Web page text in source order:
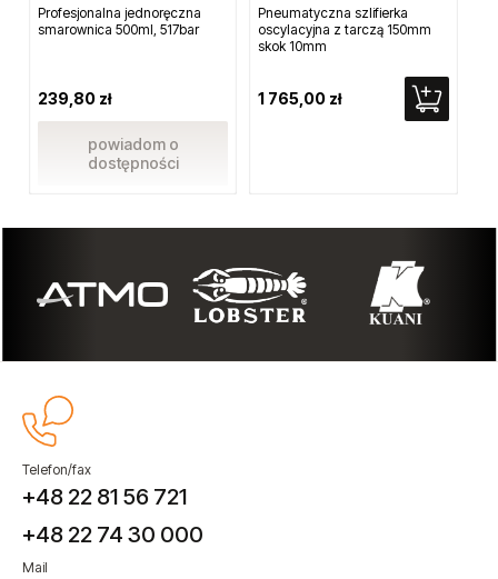
Profesjonalna jednoręczna
smarownica 500ml, 517bar
239,80 zł
powiadom o
dostępności
Pneumatyczna szlifierka
oscylacyjna z tarczą 150mm
skok 10mm
1 765,00 zł
Telefon/fax
+48 22 81 56 721
+48 22 74 30 000
Mail